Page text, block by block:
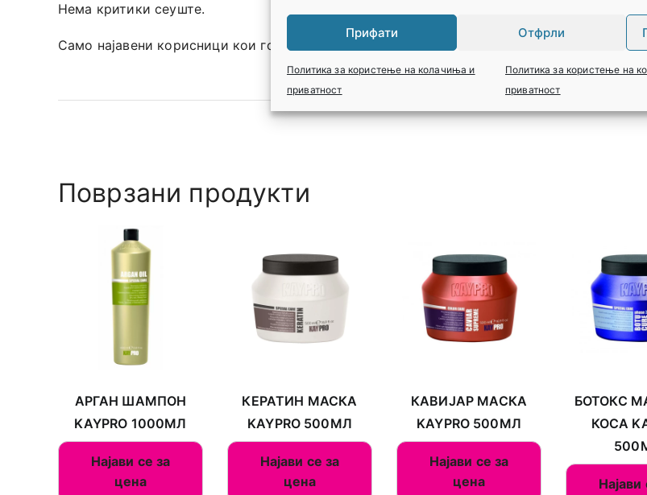
Прифати Отфрли
Политика за користење на колачиња и
приватност
Политика за користење на
приватност
Нема критики сеуште.
Само најавени корисници кои го купиле овој продукт може да остават коментар.
Поврзани продукти
АРГАН ШАМПОН
KAYPRO 1000МЛ
Најави се за
цена
КЕРАТИН МАСКА
KAYPRO 500МЛ
Најави се за
цена
КАВИЈАР МАСКА
KAYPRO 500МЛ
Најави се за
цена
БОТОКС
КОСА
Најави